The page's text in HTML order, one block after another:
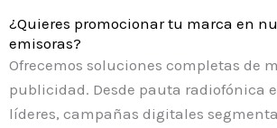
¿Quieres promocionar tu marca en
emisoras?
Ofrecemos soluciones completas de
publicidad. Desde pauta radiofónica
líderes, campañas digitales